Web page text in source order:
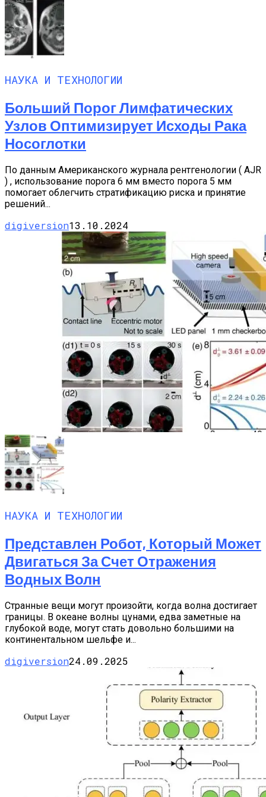
НАУКА И ТЕХНОЛОГИИ
Больший Порог Лимфатических
Узлов Оптимизирует Исходы Рака
Носоглотки
По данным Американского журнала рентгенологии ( AJR
) , использование порога 6 мм вместо порога 5 мм
помогает облегчить стратификацию риска и принятие
решений...
digiversion13.10.2024
НАУКА И ТЕХНОЛОГИИ
Представлен Робот, Который Может
Двигаться За Счет Отражения
Водных Волн
Странные вещи могут произойти, когда волна достигает
границы. В океане волны цунами, едва заметные на
глубокой воде, могут стать довольно большими на
континентальном шельфе и...
digiversion24.09.2025